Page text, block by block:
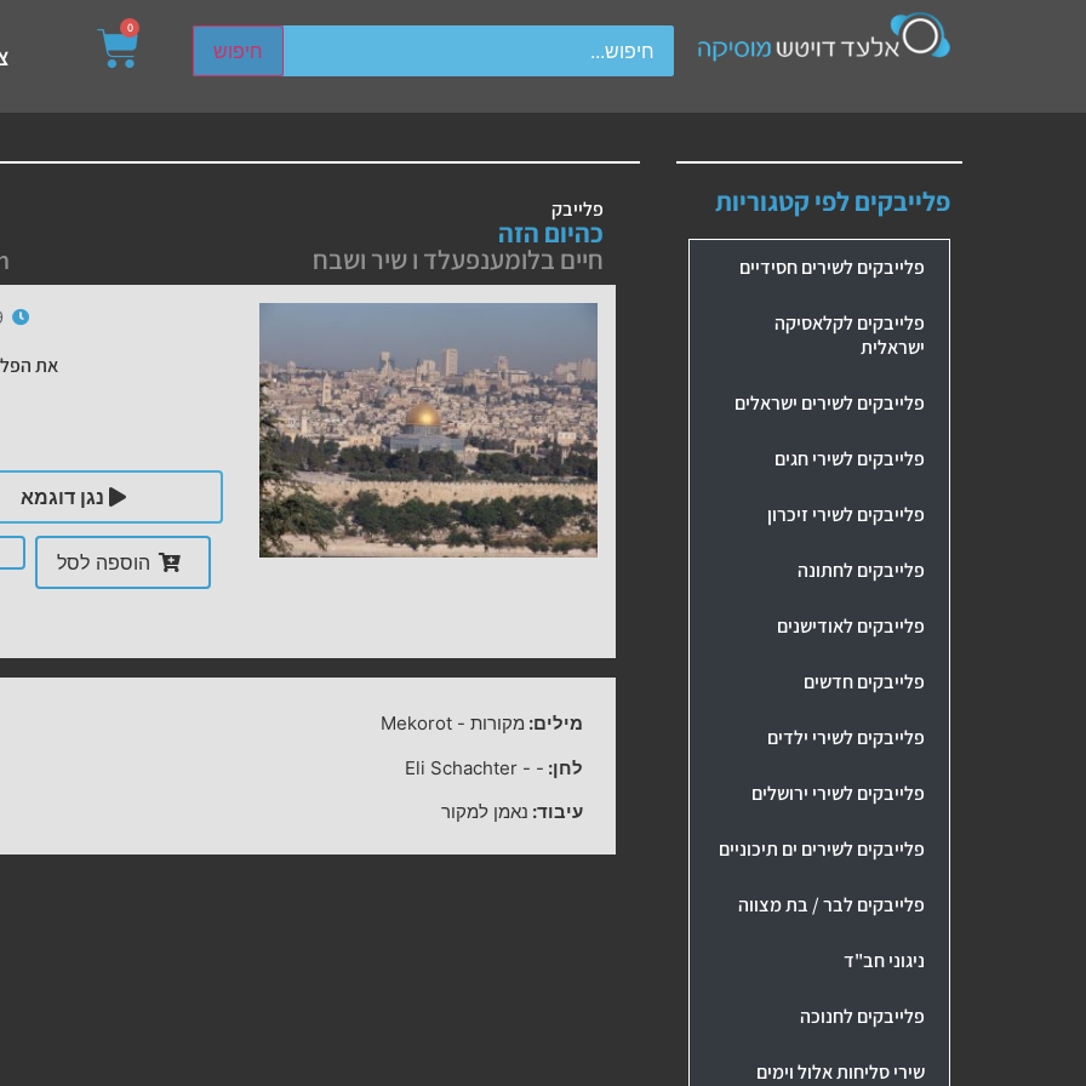
חיפוש
page. Touch device users, explore by touch or with swipe gestures.
0
פלייבקים לפי קטגוריות
פלייבקים לשירים חסידיים
פלייבקים לקלאסיקה
ישראלית
פלייבקים לשירים ישראלים
פלייבקים לשירי חגים
פלייבקים לשירי זיכרון
פלייבקים לחתונה
פלייבקים לאודישנים
פלייבקים חדשים
פלייבקים לשירי ילדים
פלייבקים לשירי ירושלים
פלייבקים לשירים ים תיכוניים
פלייבקים לבר / בת מצווה
ניגוני חב"ד
פלייבקים לחנוכה
שירי סליחות אלול וימים
פלייבק
כהיום הזה
חיים בלומענפעלד ו שיר ושבח
את
נגן דוגמא
הוספה לסל
מילים: מקורות-
Mekorot
לחן: -
-
Eli Schachter
עיבוד: נאמן למקור